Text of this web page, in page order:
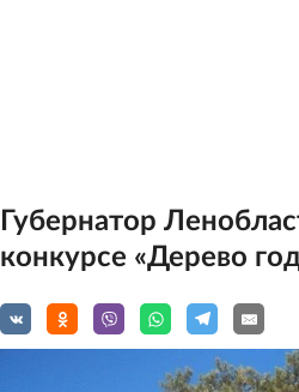
Губернатор
конкурсе «Дерево